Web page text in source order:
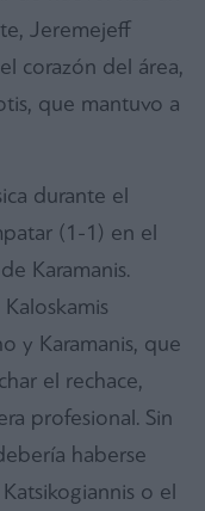
Jeremejeff
corazón del área,
que mantuvo a
durante el
(1-1) en el
Karamanis.
y Karamanis, que
el rechace,
profesional. Sin
haberse
o el